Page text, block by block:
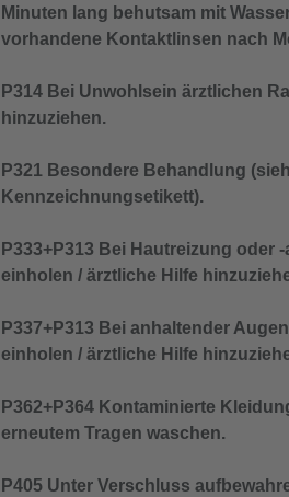
Minuten lang behutsam mit
vorhandene Kontaktlinsen nach
P314 Bei Unwohlsein ärztlichen
hinzuziehen.
P321 Besondere Behandlung
Kennzeichnungsetikett).
P333+P313 Bei Hautreizung oder
einholen / ärztliche Hilfe
P337+P313 Bei anhaltender
einholen / ärztliche Hilfe
P362+P364 Kontaminierte
erneutem Tragen waschen.
P405 Unter Verschluss